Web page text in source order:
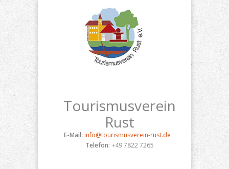
Tourismusverein
Rust
E-Mail: info@tourismusverein-rust.de
Telefon: +49 7822 7265